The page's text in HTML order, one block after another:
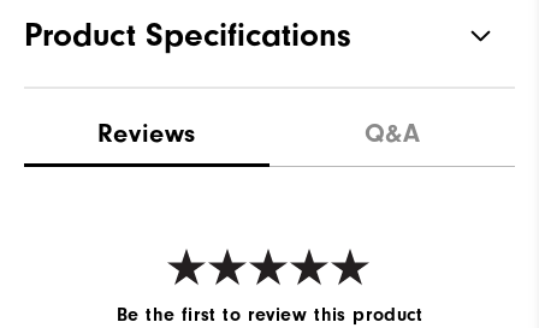
Product Specifications
Waterproof 2 Year Waterproof Warranty
BOA Lacing System
Reviews Q&A
Be the first to review this product